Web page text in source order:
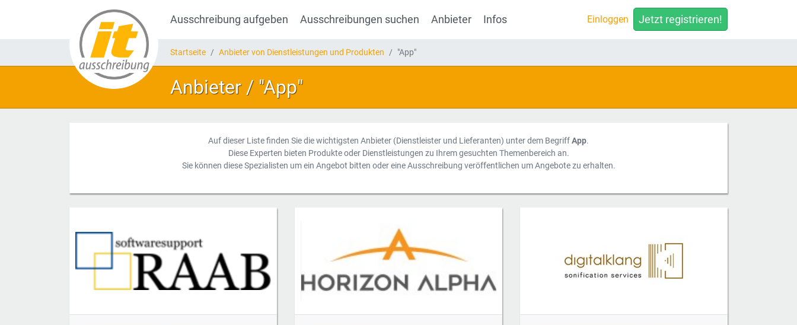
Ausschreibung aufgeben Ausschreibungen suchen Anbieter Infos Einloggen Jetzt registrieren!
Startseite Anbieter von Dienstleistungen und Produkten "App"
Anbieter / "App"
Auf dieser Liste finden Sie die wichtigsten Anbieter (Dienstleister und Lieferanten) unter dem BegriffApp.
Diese Experten bieten Produkte oder Dienstleistungen zu Ihrem gesuchten Themenbereich an.
Sie können diese Spezialisten um ein Angebot bitten oder eine Ausschreibung veröffentlichen um Angebote zu erhalten.